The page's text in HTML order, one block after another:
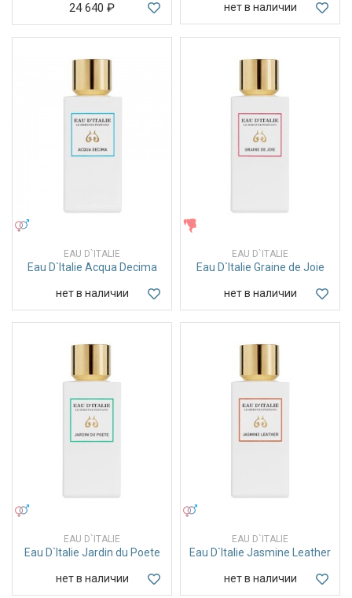
24 640 ₽ нет в наличии
EAU D`ITALIE
Eau D`Italie Acqua Decima
нет в наличии
EAU D`ITALIE
Eau D`Italie Graine de Joie
нет в наличии
EAU D`ITALIE
Eau D`Italie Jardin du Poete
нет в наличии
EAU D`ITALIE
Eau D`Italie Jasmine Leather
нет в наличии